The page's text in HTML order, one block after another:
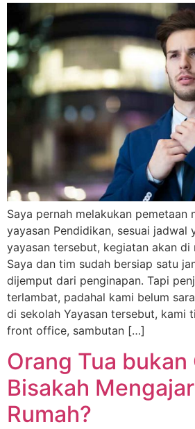
Saya pernah melakukan pemetaan
yayasan Pendidikan, sesuai jadwal
yayasan tersebut, kegiatan akan di
Saya dan tim sudah bersiap satu
dijemput dari penginapan. Tapi
terlambat, padahal kami belum
di sekolah Yayasan tersebut, kami
front office, sambutan […]
Orang Tua bukan
Bisakah
Rumah?